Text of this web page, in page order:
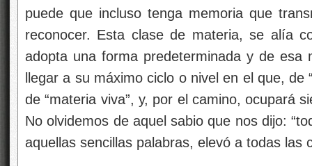
puede que incluso tenga memoria que
reconocer. Esta clase de materia, se alía
adopta una forma predeterminada y de esa
llegar a su máximo ciclo o nivel en el que,
de “materia viva”, y, por el camino, ocupará
No olvidemos de aquel sabio que nos dijo:
aquellas sencillas palabras, elevó a todas las